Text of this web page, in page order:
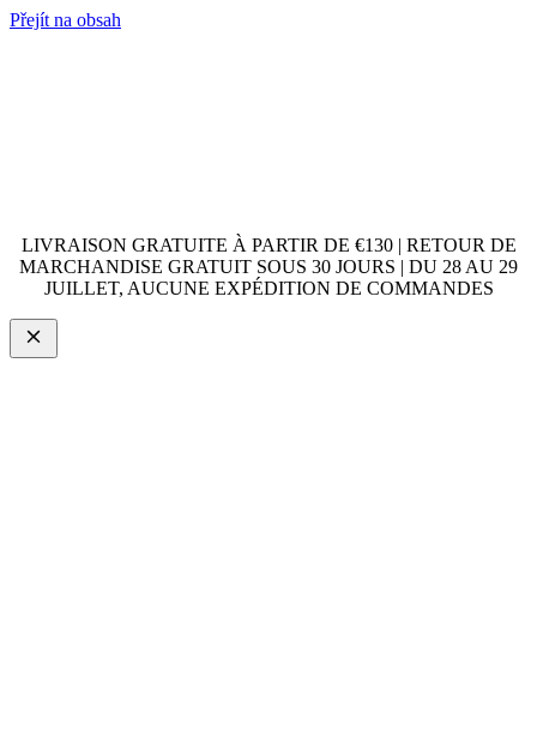
Přejít na obsah
LIVRAISON GRATUITE À PARTIR DE €130 | RETOUR DE
MARCHANDISE GRATUIT SOUS 30 JOURS | DU 28 AU 29
JUILLET, AUCUNE EXPÉDITION DE COMMANDES